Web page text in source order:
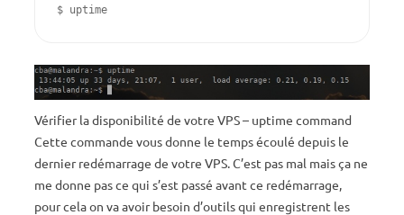
$ uptime
Vérifier la disponibilité de votre VPS – uptime command
Cette commande vous donne le temps écoulé depuis le
dernier redémarrage de votre VPS. C’est pas mal mais ça ne
me donne pas ce qui s’est passé avant ce redémarrage,
pour cela on va avoir besoin d’outils qui enregistrent les